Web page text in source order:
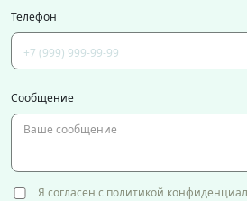
Телефон
Сообщение
Я согласен с политикой